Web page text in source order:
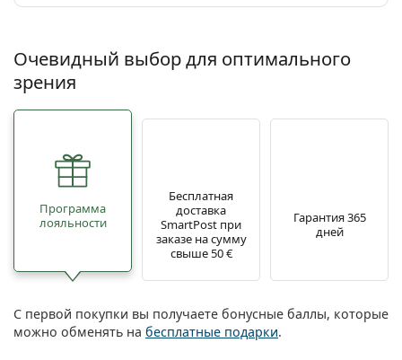
Очевидный выбор для оптимального
зрения
Программа
лояльности
Бесплатная
доставка
SmartPost при
заказе на сумму
свыше 50 €
Гарантия 365
дней
С первой покупки вы получаете бонусные баллы, которые
можно обменять на бесплатные подарки.